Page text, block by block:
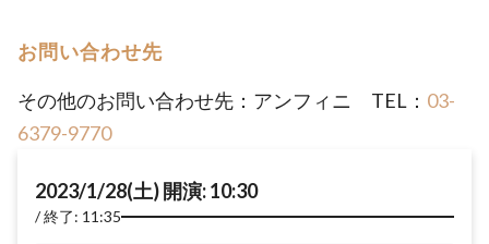
お問い合わせ先
その他のお問い合わせ先：アンフィニ TEL： 03-
6379-9770
2023/1/28(土) 開演: 10:30
終了: 11:35